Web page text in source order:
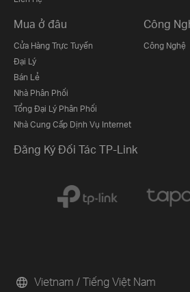
Mua ở đâu
Cửa Hàng Trực Tuyến
Đại Lý
Bán Lẻ
Nhà Phân Phối
Tổng Đại Lý Phân Phối
Nhà Cung Cấp Dịnh Vụ Internet
Công
Công Nghệ
Đăng Ký Đối Tác TP-Link
Vietnam / Tiếng Việt Nam